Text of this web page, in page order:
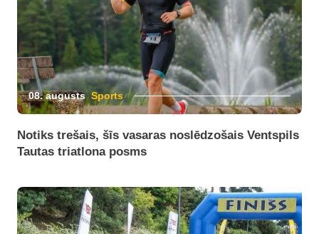
08. augusts Sports
Notiks trešais, šīs vasaras noslēdzošais Ventspils
Tautas triatlona posms